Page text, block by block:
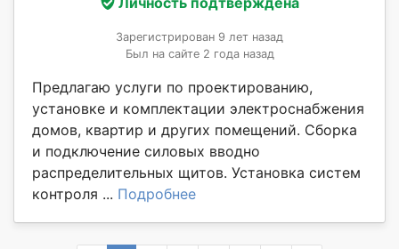
Зарегистрирован 9 лет назад
Был на сайте 2 года назад
Предлагаю услуги по проектированию,
установке и комплектации электроснабжения
домов, квартир и других помещений. Сборка
и подключение силовых вводно
распределительных щитов. Установка систем
контроля ... Подробнее